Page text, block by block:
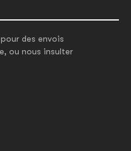
des envois
ou nous insulter